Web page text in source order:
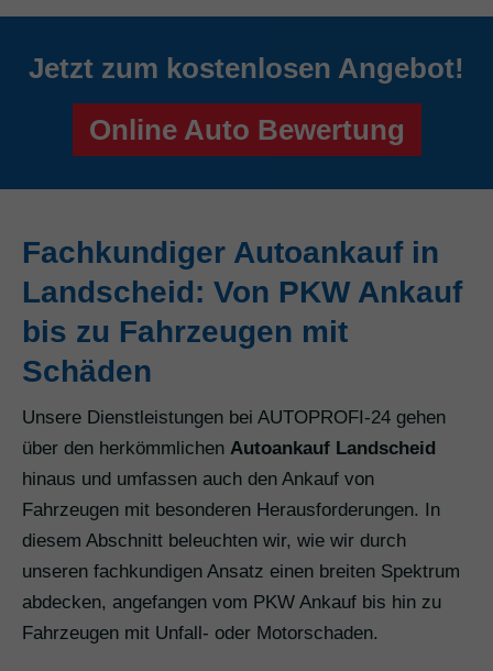
Jetzt zum kostenlosen Angebot!
Online Auto Bewertung
Fachkundiger Autoankauf in
Landscheid: Von PKW Ankauf
bis zu Fahrzeugen mit
Schäden
Unsere Dienstleistungen bei AUTOPROFI-24 gehen
über den herkömmlichen Autoankauf Landscheid
hinaus und umfassen auch den Ankauf von
Fahrzeugen mit besonderen Herausforderungen. In
diesem Abschnitt beleuchten wir, wie wir durch
unseren fachkundigen Ansatz einen breiten Spektrum
abdecken, angefangen vom PKW Ankauf bis hin zu
Fahrzeugen mit Unfall- oder Motorschaden.